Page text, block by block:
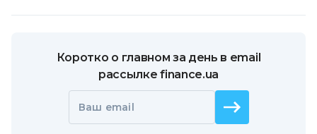
Коротко о главном за день в email
рассылке finance.ua
Ваш email